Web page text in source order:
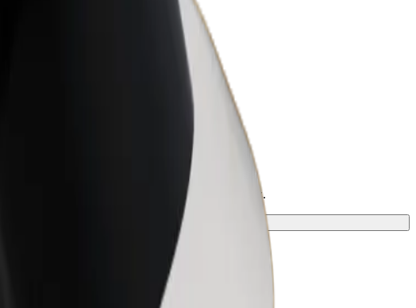
Bolt termékek és szolgáltatások a
találd meg a tökéletes megoldást az utazásodhoz.